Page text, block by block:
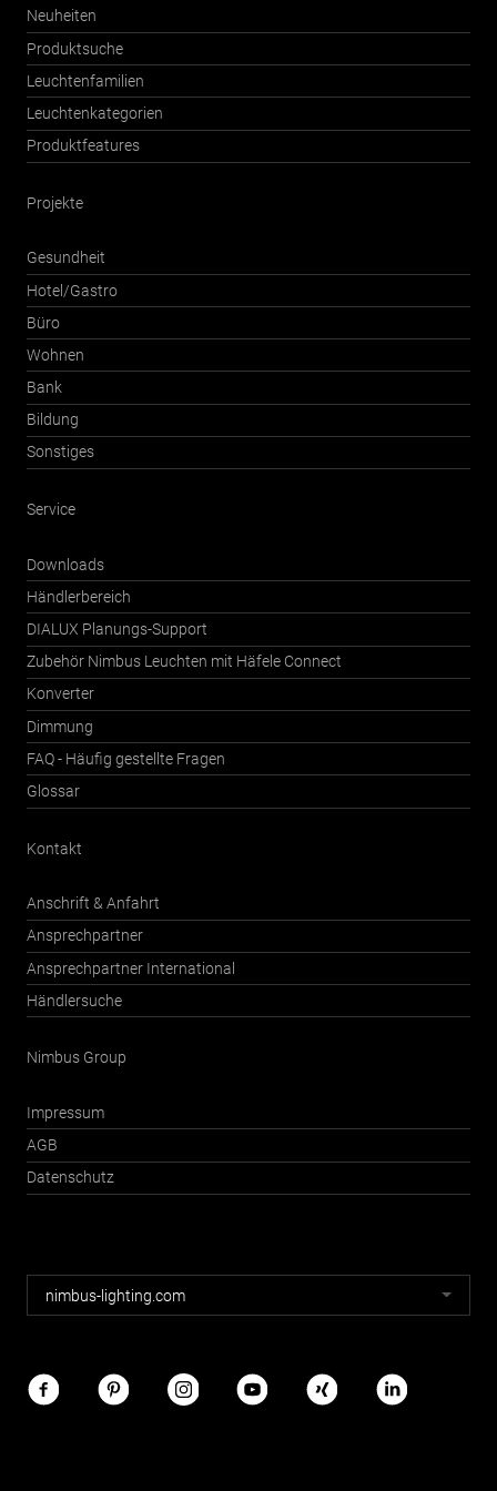
Neuheiten
Produktsuche
Leuchtenfamilien
Leuchtenkategorien
Produktfeatures
Projekte
Gesundheit
Hotel/Gastro
Büro
Wohnen
Bank
Bildung
Sonstiges
Service
Downloads
Händlerbereich
DIALUX Planungs-Support
Zubehör Nimbus Leuchten mit Häfele Connect
Konverter
Dimmung
FAQ - Häufig gestellte Fragen
Glossar
Kontakt
Anschrift & Anfahrt
Ansprechpartner
Ansprechpartner International
Händlersuche
Nimbus Group
Impressum
AGB
Datenschutz
Nimbus
Webseiten
nimbus-lighting.com
Nimbus
im